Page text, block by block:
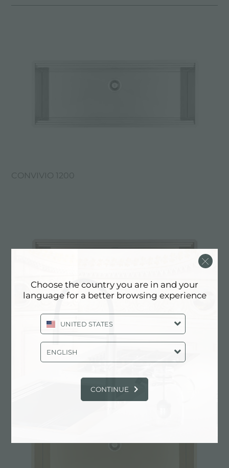
CONVIVIO 1200
CONVIVIO 1200 COPPER
Choose the country you are in and your
language for a better browsing experience
UNITED STATES
ENGLISH
CONTINUE